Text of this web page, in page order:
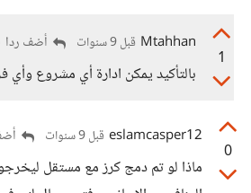
1
Mtahhan قبل 9 سنوات أضف ردا
بالتأكيد يمكن ادارة أي مشروع
0
eslamcasper12 قبل 9 سنوات
ماذا لو تم دمج كرز مع مستقل